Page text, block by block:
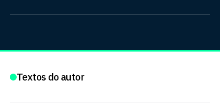
Textos do autor